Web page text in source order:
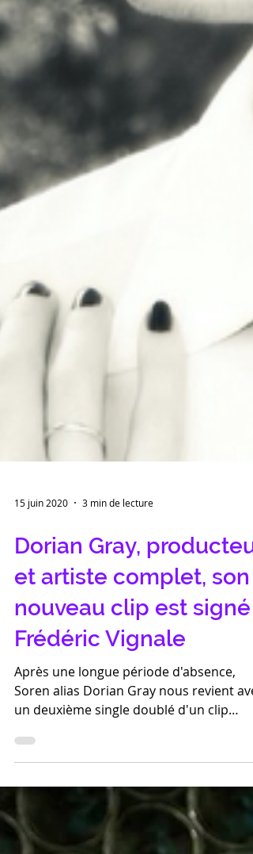
15 juin 2020 3 min de lecture
Dorian Gray, producteur
et artiste complet, son
nouveau clip est signé
Frédéric Vignale
Après une longue période d'absence,
un deuxième single doublé d'un clip
tourné à Paris peu avant l